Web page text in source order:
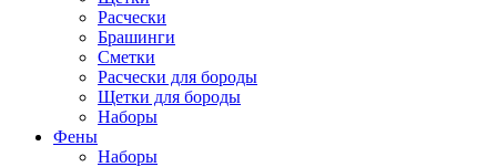
Расчески
Брашинги
Сметки
Расчески для бороды
Щетки для бороды
Наборы
Фены
Наборы